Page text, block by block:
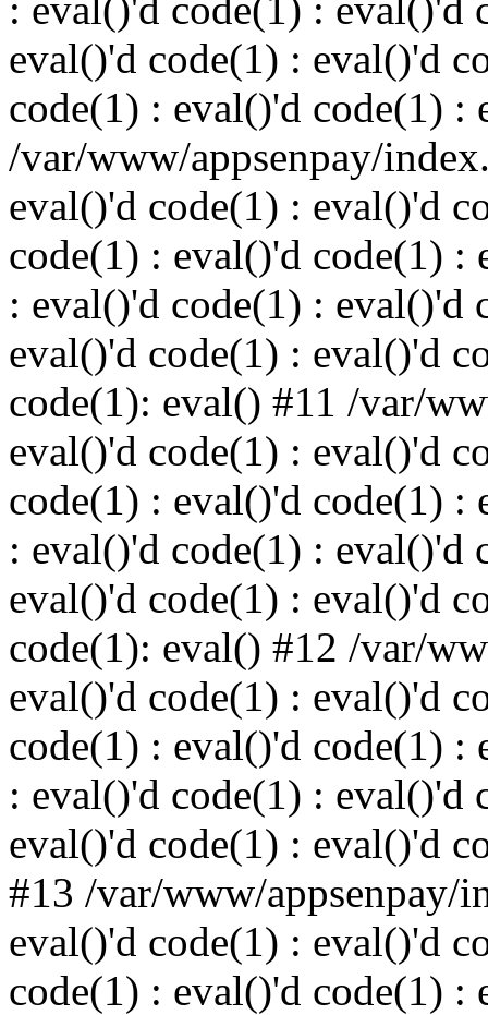
eval()'d code(1) : eval()'d
code(1) : eval()'d code(1) :
/var/www/appsenpay/
eval()'d code(1) : eval()'d
code(1) : eval()'d code(1) :
: eval()'d code(1) : eval()'d
eval()'d code(1) : eval()'d
code(1): eval() #11 /var/
eval()'d code(1) : eval()'d
code(1) : eval()'d code(1) :
: eval()'d code(1) : eval()'d
eval()'d code(1) : eval()'d
code(1): eval() #12 /var/
eval()'d code(1) : eval()'d
code(1) : eval()'d code(1) :
: eval()'d code(1) : eval()'d
eval()'d code(1) : eval()'d
#13 /var/www/appsenpay/
eval()'d code(1) : eval()'d
code(1) : eval()'d code(1) :